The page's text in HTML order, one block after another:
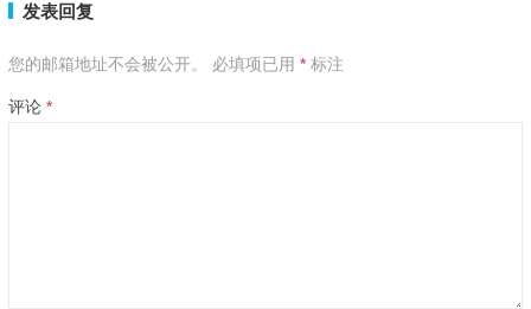
发表回复
您的邮箱地址不会被公开。 必填项已用 *标注
评论 *